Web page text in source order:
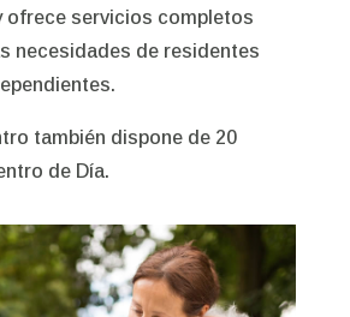
ofrece servicios completos
necesidades de residentes
también dispone de 20
de Día.